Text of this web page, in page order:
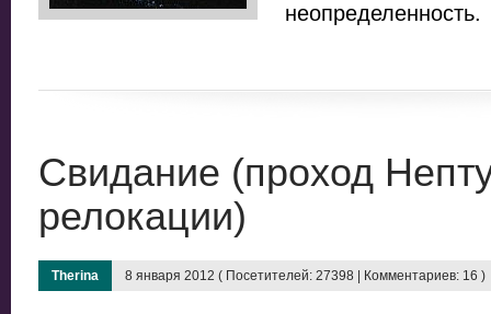
неопределенность.
Свидание (проход
релокации)
Therina 8 января 2012 ( Посетителей: 27398 | Комментариев: 16 )